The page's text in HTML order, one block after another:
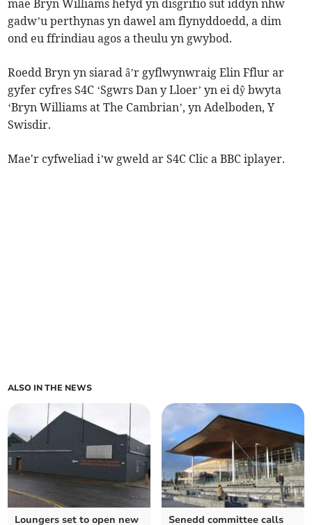
mae Bryn Williams hefyd yn disgrifio sut iddyn nhw
gadw’u perthynas yn dawel am flynyddoedd, a dim
ond eu ffrindiau agos a theulu yn gwybod.
Roedd Bryn yn siarad â’r gyflwynwraig Elin Fflur ar
gyfer cyfres S4C ‘Sgwrs Dan y Lloer’ yn ei dŷ bwyta
‘Bryn Williams at The Cambrian’, yn Adelboden, Y
Swisdir.
Mae'r cyfweliad i’w gweld ar S4C Clic a BBC iplayer.
ALSO IN THE NEWS
Loungers set to open new
Senedd committee calls